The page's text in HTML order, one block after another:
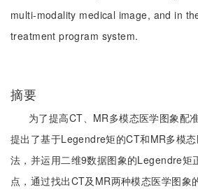
multi-modality medical image, and in
treatment program system.
摘要
为了提高CT、MR多模态医学图象配
提出了基于Legendre矩的CT和MR多模
法，并运用二维9数据图象的Legendre矩
点，通过找出CT及MR两种模态医学图象